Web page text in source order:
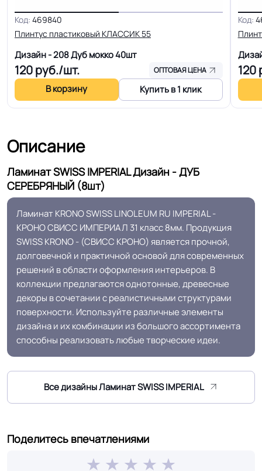
Уникальная
особенность
Помещений с любой нагрузкой
Доп. защита рабочего
слоя
Восковая пропитка
швов
Double Clic
Класс горючести Трудно воспламеняются
Полы с подогревом
(max +27C)
Разрешено
Антистатичность
Торговый
представитель
Линолеум.Ру
Безопасность
материала ГОСТ, ТУ,
ISO
Сертифицирован на территории
Защитный слой
Износостойкий, устойчив к
Код: 469840
Плинтус пластиковый KЛАССИК 55
Дизайн - 208 Дуб мокко40шт
120руб./шт. ОПТОВАЯ ЦЕНА
В корзину Купить в 1 клик
Код:
120
Описание
Ламинат SWISS IMPERIAL Дизайн - ДУБ
СЕРЕБРЯНЫЙ (8шт)
Ламинат KRONO SWISS LINOLEUM RU IMPERIAL -
КРОНО СВИСС ИМПЕРИАЛ 31 класс 8мм. Продукция
SWISS KRONO - (СВИСС КРОНО) является прочной,
долговечной и практичной основой для современных
решений в области оформления интерьеров. В
коллекции предлагаются однотонные, древесные
декоры в сочетании с реалистичными структурами
поверхности. Используйте различные элементы
дизайна и их комбинации из большого ассортимента
способны реализовать любые творческие идеи.
Все дизайны Ламинат SWISS IMPERIAL
Поделитесь впечатлениями